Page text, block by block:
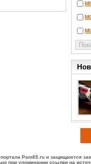
Pam65.ru и защищаются
при упоминании ссылки на